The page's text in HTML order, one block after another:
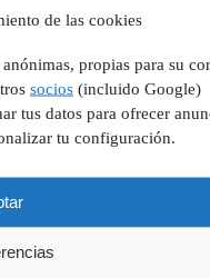
de las cookies
propias para su
socios (incluido Google)
tus datos para ofrecer
tu configuración.